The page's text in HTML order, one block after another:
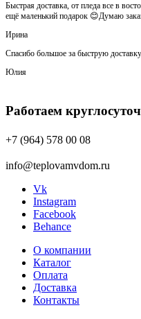
Быстрая доставка, от пледа все в
ещё маленький подарок 😊Думаю
Ирина
Спасибо большое за быструю
Юлия
Работаем
+7 (964) 578 00 08
info@teplovamvdom.ru
Vk
Instagram
Facebook
Behance
О компании
Каталог
Оплата
Доставка
Контакты